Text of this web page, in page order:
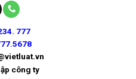
777
công ty